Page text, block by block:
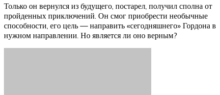
Только он вернулся из будущего, постарел, получил сполна от
пройденных приключений. Он смог приобрести необычные
способности, его цель — направить «сегодняшнего» Гордона в
нужном направлении. Но является ли оно верным?